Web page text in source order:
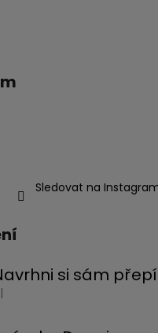
Sledovat na
Hodnocení produktu je 5 z 5
|